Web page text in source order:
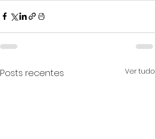
Posts recentes Ver tudo